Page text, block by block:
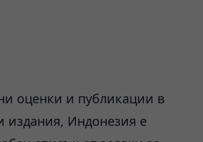
оценки и публикации в
издания, Индонезия е